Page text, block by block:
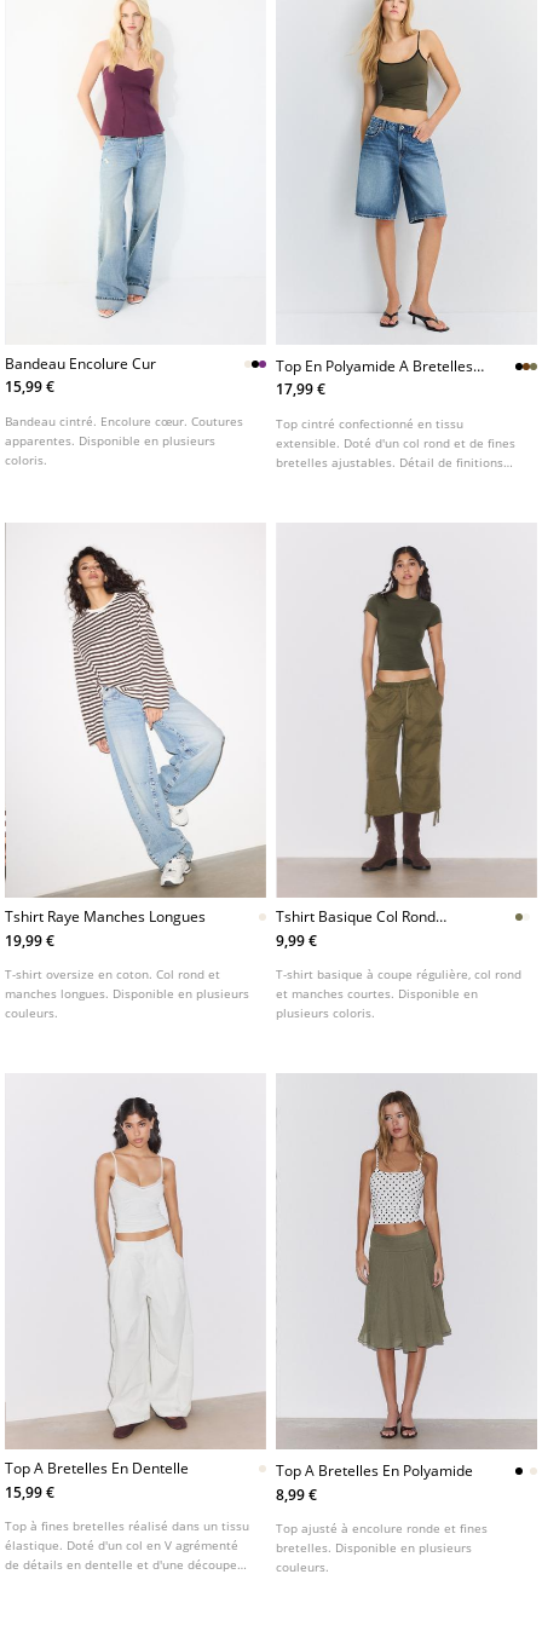
Bandeau Encolure Cur
15,99 €
Bandeau cintré. Encolure cœur. Coutures
apparentes. Disponible en plusieurs
coloris.
Top En Polyamide A Bretelles
Et Coques
17,99 €
Top cintré confectionné en tissu
extensible. Doté d'un col rond et de fines
bretelles ajustables. Détail de finitions
Tshirt Raye Manches Longues
19,99 €
T-shirt oversize en coton. Col rond et
manches longues. Disponible en plusieurs
couleurs.
Tshirt Basique Col Rond
Manches Courtes
9,99 €
T-shirt basique à coupe régulière, col rond
et manches courtes. Disponible en
plusieurs coloris.
Top A Bretelles En Dentelle
15,99 €
Top à fines bretelles réalisé dans un tissu
élastique. Doté d'un col en V agrémenté
de détails en dentelle et d'une découpe
Top A Bretelles En Polyamide
8,99 €
Top ajusté à encolure ronde et fines
bretelles. Disponible en plusieurs
couleurs.